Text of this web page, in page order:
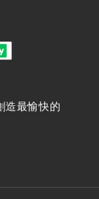
造最愉快的